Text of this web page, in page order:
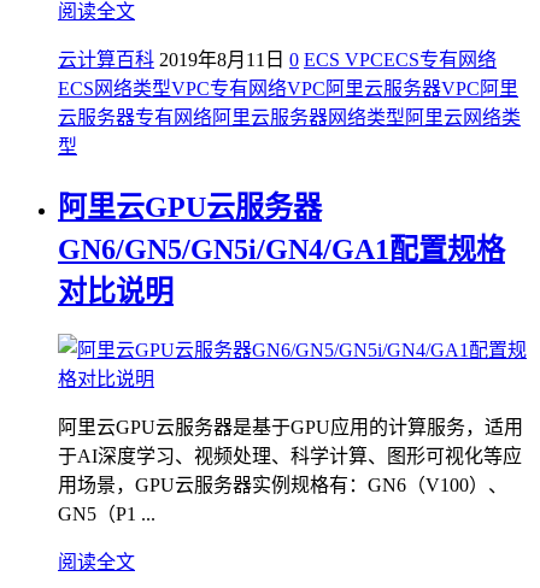
阅读全文
云计算百科 2019年8月11日 0 ECS VPCECS专有网络
ECS网络类型VPC专有网络VPC 阿里云服务器VPC 阿里
云服务器专有网络阿里云服务器网络类型 阿里云网络类
型
阿里云GPU云服务器
GN6/GN5/GN5i/GN4/GA1配置规格
对比说明
阿里云GPU云服务器是基于GPU应用的计算服务，适用
于AI深度学习、视频处理、科学计算、图形可视化等应
用场景，GPU云服务器实例规格有：GN6（V100）、
GN5（P1 ...
阅读全文